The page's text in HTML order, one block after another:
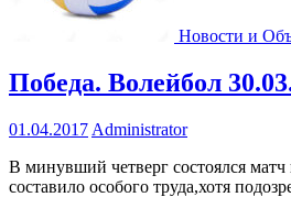
Новости и
Победа. Волейбол
01.04.2017 Administrator
В минувший четверг состоялся
составило особого труда,хотя